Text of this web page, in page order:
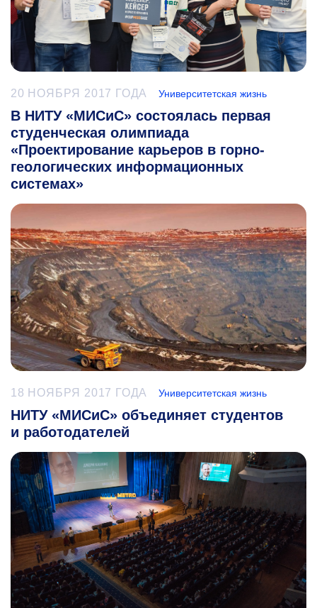
20 НОЯБРЯ 2017 ГОДА Университетская жизнь
В НИТУ «МИСиС» состоялась первая
студенческая олимпиада
«Проектирование карьеров в горно-
геологических информационных
системах»
18 НОЯБРЯ 2017 ГОДА Университетская жизнь
НИТУ «МИСиС» объединяет студентов
и работодателей